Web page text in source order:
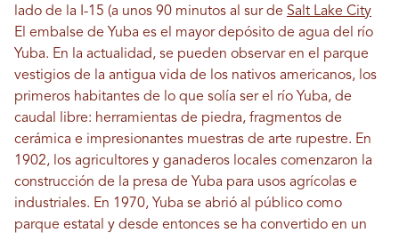
lado de la I-15 (a unos 90 minutos al sur de Salt Lake City
El embalse de Yuba es el mayor depósito de agua del río
Yuba. En la actualidad, se pueden observar en el parque
vestigios de la antigua vida de los nativos americanos, los
primeros habitantes de lo que solía ser el río Yuba, de
caudal libre: herramientas de piedra, fragmentos de
cerámica e impresionantes muestras de arte rupestre. En
1902, los agricultores y ganaderos locales comenzaron la
construcción de la presa de Yuba para usos agrícolas e
industriales. En 1970, Yuba se abrió al público como
parque estatal y desde entonces se ha convertido en un